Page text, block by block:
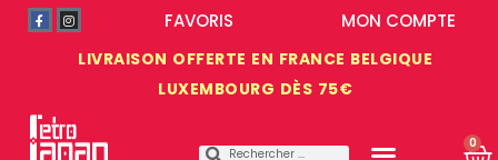
LIVRAISON OFFERTE EN FRANCE BELGIQUE
LUXEMBOURG DÈS 75€
MON COMPTE
FAVORIS
0